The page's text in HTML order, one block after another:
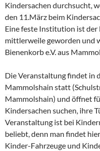
Kindersachen durchsucht,
den 11.März beim
Eine feste Institution ist
mittlerweile geworden und
Bienenkorb e.V. aus
Die Veranstaltung findet in
Mammolshain statt
Mammolshain) und öffnet
Kindersachen suchen, ihre
Veranstaltung ist bei
beliebt, denn man findet
Kinder-Fahrzeuge und